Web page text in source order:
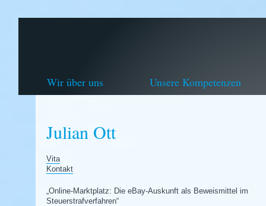
Wir über uns Unsere Kompetenzen
Julian Ott
Vita
Kontakt
„Online-Marktplatz: Die eBay-Auskunft als Beweismittel im
Steuerstrafverfahren“